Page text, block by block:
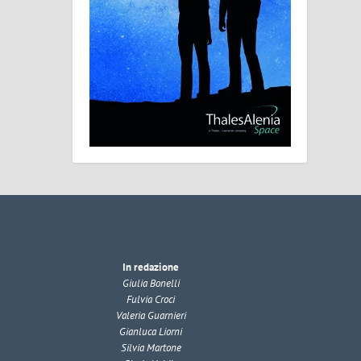
In redazione
Giulia Bonelli
Fulvia Croci
Valeria Guarnieri
Gianluca Liorni
Silvia Martone